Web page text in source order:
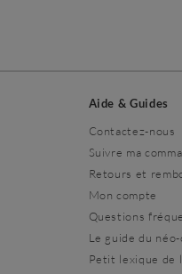
Aide & Guides
Contactez-nous
Suivre ma
Retours et
Mon compte
Questions
Le guide du
Petit lexique de